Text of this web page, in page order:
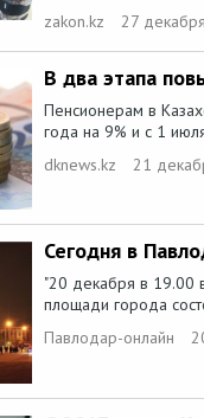
zakon.kz
27
В два этапа
Пенсионерам в
года на 9% и с 1
dknews.kz
21
Сегодня в
"20 декабря в 19.00
площади города
Павлодар-онлайн